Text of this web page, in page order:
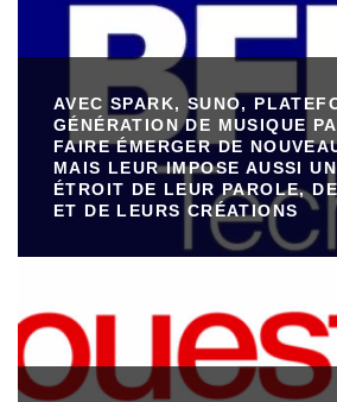
AVEC SPARK, SUNO,
GÉNÉRATION DE MUSIQUE
FAIRE ÉMERGER DE
MAIS LEUR IMPOSE AUSSI
ÉTROIT DE LEUR PAROLE,
ET DE LEURS CRÉATIONS